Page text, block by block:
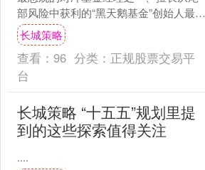
部风险中获利的“黑天鹅基金”创始人最新
表示，市场的乐观情绪可能会推动美国
股市再上涨20....
长城策略
查看： 96 分类： 正规股票交易平
台
长城策略 “十五五”规划里提
到的这些探索值得关注
....